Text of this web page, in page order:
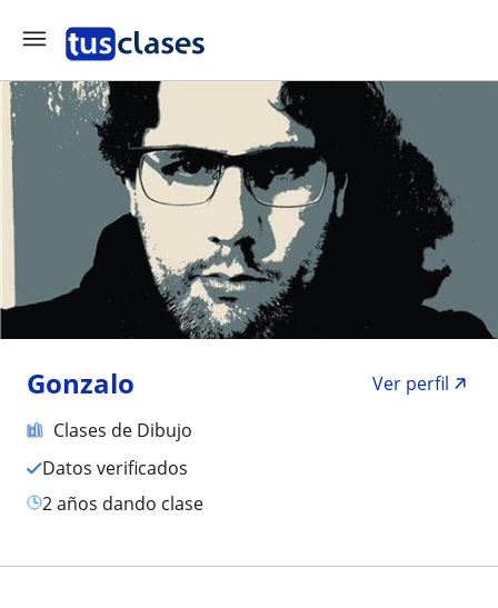
Gonzalo
Ver perfil
Clases de Dibujo
Datos verificados
2 años dando clase